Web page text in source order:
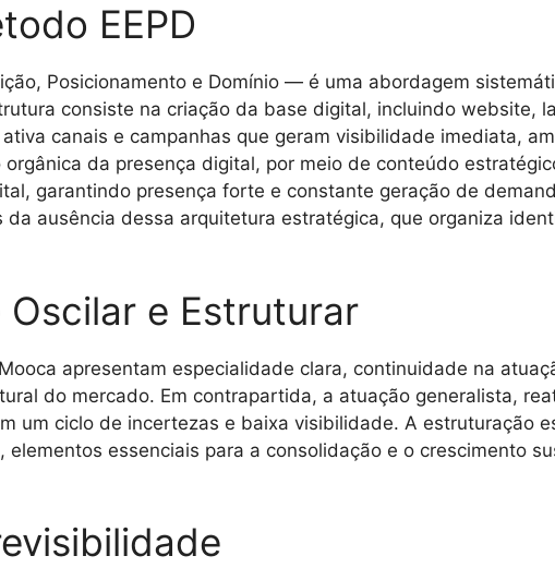
EEPD
Posicionamento e Domínio — é uma abordagem
consiste na criação da base digital, incluindo website,
canais e campanhas que geram visibilidade imediata,
da presença digital, por meio de conteúdo
garantindo presença forte e constante geração de
da ausência dessa arquitetura estratégica, que organiza
e Estruturar
apresentam especialidade clara, continuidade na
do mercado. Em contrapartida, a atuação generalista,
um ciclo de incertezas e baixa visibilidade. A estruturação
essenciais para a consolidação e o crescimento